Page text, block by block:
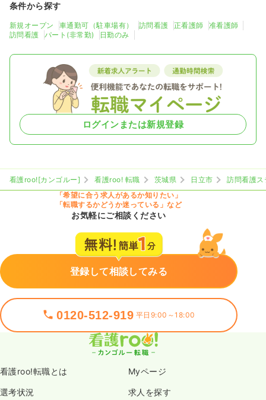
条件から探す
新規オープン 車通勤可（駐車場有） 訪問看護 正看護師
准看護師
訪問看護
パート(非常勤) 日勤のみ
ログインまたは新規登録
看護roo![カンゴルー] 看護roo! 転職 茨城県 日立市
訪問看護
「希望に合う求人があるか知りたい」
「転職するかどうか迷っている」など
お気軽にご相談ください
登録して相談してみる
0120-512-919 平日9:00～18:00
看護roo!転職とは Myページ
選考状況 求人を探す